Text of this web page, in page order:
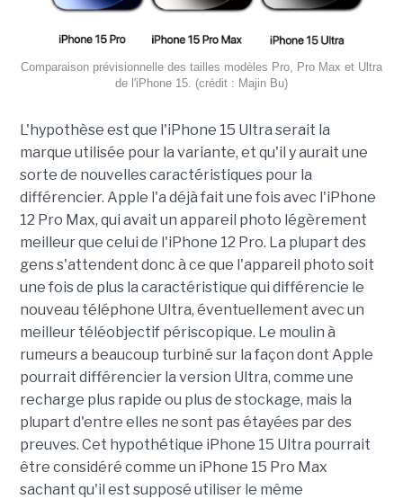
Comparaison prévisionnelle des tailles modèles Pro, Pro Max et Ultra
de l'iPhone 15. (crédit : Majin Bu)
L'hypothèse est que l'iPhone 15 Ultra serait la
marque utilisée pour la variante, et qu'il y aurait une
sorte de nouvelles caractéristiques pour la
différencier. Apple l'a déjà fait une fois avec l'iPhone
12 Pro Max, qui avait un appareil photo légèrement
meilleur que celui de l'iPhone 12 Pro. La plupart des
gens s'attendent donc à ce que l'appareil photo soit
une fois de plus la caractéristique qui différencie le
nouveau téléphone Ultra, éventuellement avec un
meilleur téléobjectif périscopique. Le moulin à
rumeurs a beaucoup turbiné sur la façon dont Apple
pourrait différencier la version Ultra, comme une
recharge plus rapide ou plus de stockage, mais la
plupart d'entre elles ne sont pas étayées par des
preuves. Cet hypothétique iPhone 15 Ultra pourrait
être considéré comme un iPhone 15 Pro Max
sachant qu'il est supposé utiliser le même